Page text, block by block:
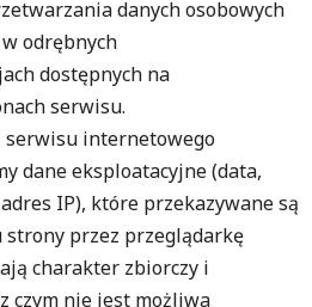
danych osobowych
odrębnych
dostępnych na
serwisu.
serwisu internetowego
dane eksploatacyjne (data,
IP), które przekazywane są
strony przez przeglądarkę
charakter zbiorczy i
czym nie jest możliwa